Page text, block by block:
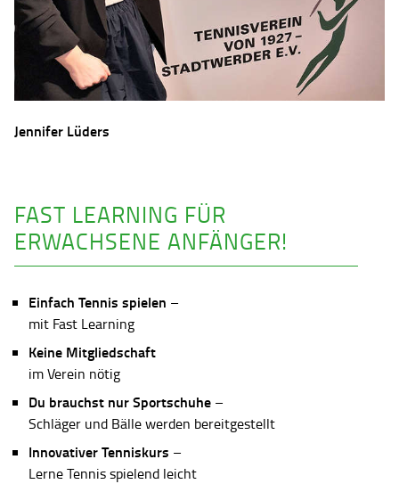
Jennifer Lüders
FAST LEARNING FÜR
ERWACHSENE ANFÄNGER!
Einfach Tennis spielen –
mit Fast Learning
Keine Mitgliedschaft
im Verein nötig
Du brauchst nur Sportschuhe –
Schläger und Bälle werden bereitgestellt
Innovativer Tenniskurs –
Lerne Tennis spielend leicht